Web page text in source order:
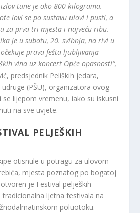
tune je oko 800 kilograma.
lovi se po sustavu ulovi i pusti, a
za prva tri mjesta i najveću ribu.
je u subotu, 20. svibnja, na rivi u
prava fešta ljubljivanja
vina uz koncert Opće opasnosti“,
predsjednik Peliških jedara,
(PŠU), organizatora ovog
lijepom vremenu, iako su iskusni
na sve uvjete.
PELJEŠKIH
otisnule u potragu za ulovom
mjesta poznatog po bogatoj
je Festival peljeških
ljetna festivala na
poluotoku.